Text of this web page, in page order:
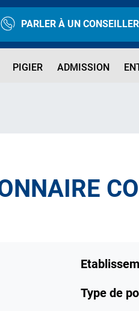
PARLER À UN CONSEILLER
PIGIER ADMISSION
Type de